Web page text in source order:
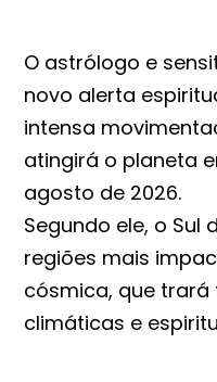
O astrólogo e
novo alerta
intensa
atingirá o planeta
agosto de 2026.
Segundo ele, o Sul
regiões mais
cósmica, que
climáticas e